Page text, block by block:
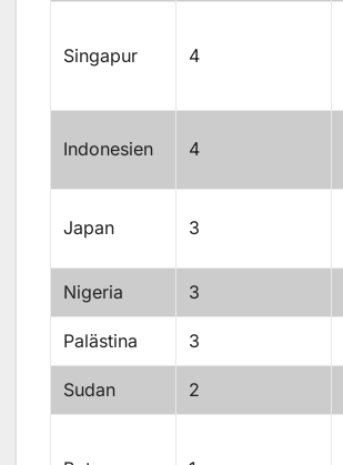
Singapur 4
Indonesien 4
Japan 3
Nigeria 3
Palästina 3
Sudan 2